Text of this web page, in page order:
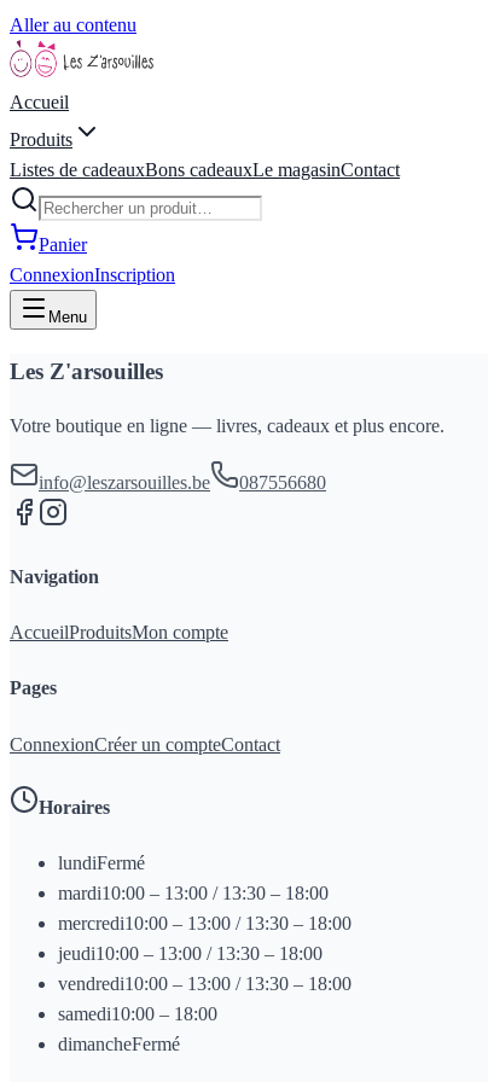
Aller au contenu
Accueil
Produits
Listes de cadeauxBons cadeauxLe magasinContact
Panier
ConnexionInscription
Menu
Les Z'arsouilles
Votre boutique en ligne — livres, cadeaux et plus encore.
info@leszarsouilles.be 087556680
Navigation
AccueilProduitsMon compte
Pages
ConnexionCréer un compteContact
Horaires
lundiFermé
mardi10:00 – 13:00 / 13:30 – 18:00
mercredi10:00 – 13:00 / 13:30 – 18:00
jeudi10:00 – 13:00 / 13:30 – 18:00
vendredi10:00 – 13:00 / 13:30 – 18:00
samedi10:00 – 18:00
dimancheFermé